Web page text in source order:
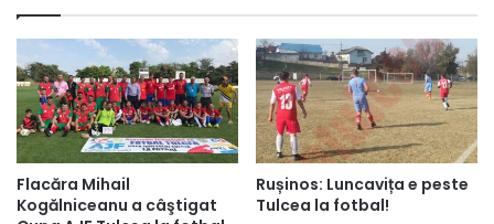
Flacăra Mihail
Kogălniceanu a câştigat
Rușinos: Luncavița e peste
Tulcea la fotbal!